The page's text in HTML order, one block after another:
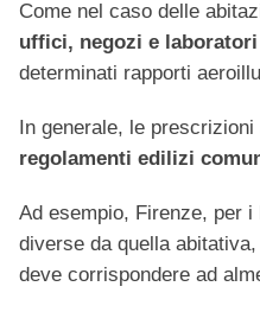
Come nel caso delle
uffici, negozi e laboratori
determinati rapporti
In generale, le
regolamenti edilizi
Ad esempio, Firenze, per
diverse da quella
deve corrispondere ad